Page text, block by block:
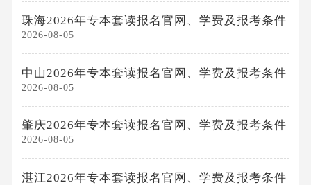
珠海2026年专本套读报名官网、学费及报考条件
2026-08-05
中山2026年专本套读报名官网、学费及报考条件
2026-08-05
肇庆2026年专本套读报名官网、学费及报考条件
2026-08-05
湛江2026年专本套读报名官网、学费及报考条件